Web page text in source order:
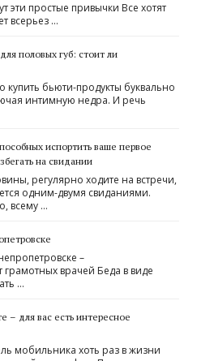
эти простые привычки Все хотят
всерьез …
половых губ: стоит ли
бьюти-продукты буквально
интимную недра. И речь
испортить ваше первое
на свидании
регулярно ходите на встречи,
одним-двумя свиданиями.
всему …
–
врачей Беда в виде
…
– для вас есть интересное
мобильника хоть раз в жизни